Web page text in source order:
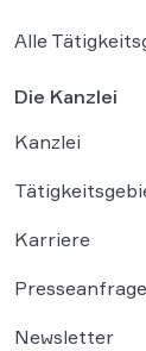
Alle
Die Kanzlei
Kanzlei
Karriere
Newsletter